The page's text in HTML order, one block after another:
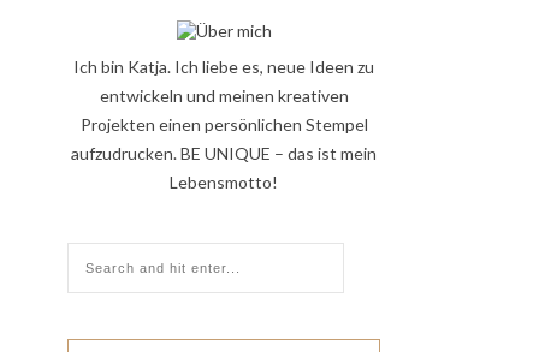
Ich bin Katja. Ich liebe es, neue Ideen zu
entwickeln und meinen kreativen
Projekten einen persönlichen Stempel
aufzudrucken. BE UNIQUE – das ist mein
Lebensmotto!